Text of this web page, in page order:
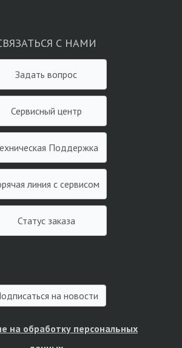
С НАМИ
Задать вопрос
Сервисный центр
Техническая Поддержка
линия с сервисом
Статус заказа
на новости
на обработку персональных